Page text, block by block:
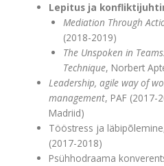
Lepitus ja
Mediation Through
(2018-2019)
The Unspoken in
Technique, Norbert
Leadership, agile way of
management, PAF (2017-
Madriid)
Tööstress ja
(2017-2018)
Psühhodraama